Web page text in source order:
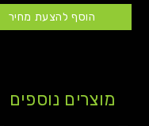
הוסף להצעת מחיר
מוצרים נוספים